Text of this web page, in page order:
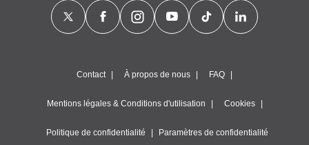
Contact À propos de nous FAQ
Mentions légales & Conditions d'utilisation Cookies
Politique de confidentialité Paramètres de confidentialité